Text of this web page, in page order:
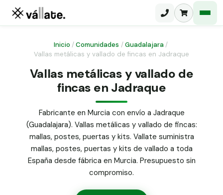
Malla ganadera
Malla simple torsión
Malla triple torsión
Panel malla H.
Puerta abatible dos hojas
Puerta acceso peatonal
Poste malla Hércules
Poste malla simple torsión
Alambre de espino galvanizado
Inicio /Comunidades / Guadalajara /
Vallas metálicas y vallado de fincas en Jadraque
Vallas metálicas y vallado de
fincas en Jadraque
Fabricante en Murcia con envío a Jadraque
(Guadalajara). Vallas metálicas y vallado de fincas:
mallas, postes, puertas y kits. Vallate suministra
mallas, postes, puertas y kits de vallado a toda
España desde fábrica en Murcia. Presupuesto sin
compromiso.